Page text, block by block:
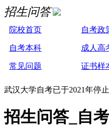
招生问答
院校首页 自考政
自考本科 成人高
常见问题 证书样
武汉大学自考已于2021年停
招生问答_自